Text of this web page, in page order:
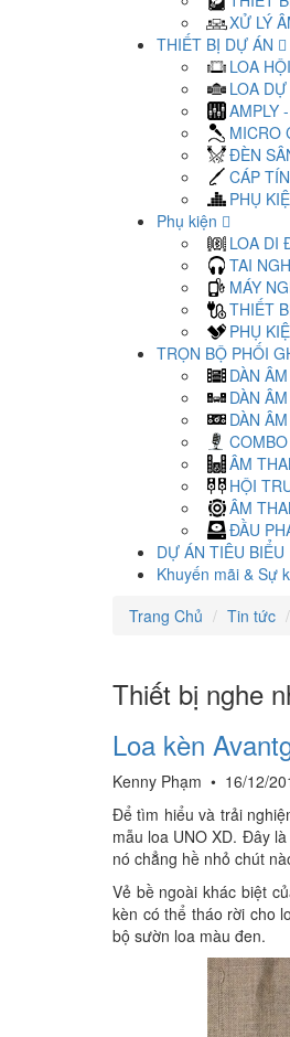
XỬ LÝ
THIẾT BỊ DỰ ÁN
LOA
LOA
AMPLY
MICRO
ĐÈN
CÁP
PHỤ
Phụ kiện
LOA DI
TAI
MÁY
THIẾT
PHỤ
TRỌN BỘ PHỐI
DÀN
DÀN
DÀN
ÂM
HỘI
ÂM
ĐẦU
DỰ ÁN TIÊU BIỂU
Khuyến mãi & Sự
Trang Chủ
Tin tức
Thiết bị nghe
Loa kèn
Kenny Phạm • 16/12/
Để tìm hiểu và trải
mẫu loa UNO XD. Đây
nó chẳng hề nhỏ chút
Vẻ bề ngoài khác biệt
kèn có thể tháo rời cho
bộ sườn loa màu đen.